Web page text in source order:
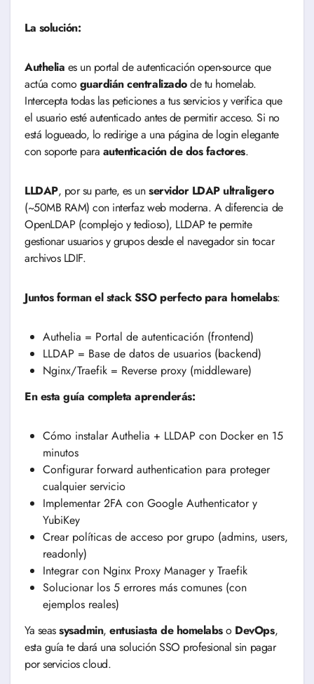
La solución:
Authelia es un portal de autenticación open-source que
actúa comoguardián centralizadode tu homelab.
Intercepta todas las peticiones a tus servicios y verifica que
el usuario esté autenticado antes de permitir acceso. Si no
está logueado, lo redirige a una página de login elegante
con soporte para autenticación de dos factores.
LLDAP, por su parte, es unservidor LDAP ultraligero
(~50MB RAM) con interfaz web moderna. A diferencia de
OpenLDAP (complejo y tedioso), LLDAP te permite
gestionar usuarios y grupos desde el navegador sin tocar
archivos LDIF.
Juntos forman el stack SSO perfecto para homelabs:
Authelia = Portal de autenticación (frontend)
LLDAP = Base de datos de usuarios (backend)
Nginx/Traefik = Reverse proxy (middleware)
En esta guía completa aprenderás:
Cómo instalar Authelia + LLDAP con Docker en 15
minutos
Configurar forward authentication para proteger
cualquier servicio
Implementar 2FA con Google Authenticator y
YubiKey
Crear políticas de acceso por grupo (admins, users,
readonly)
Integrar con Nginx Proxy Manager y Traefik
Solucionar los 5 errores más comunes (con
ejemplos reales)
Ya seassysadmin,entusiasta de homelabso DevOps,
esta guía te dará una solución SSO profesional sin pagar
por servicios cloud.